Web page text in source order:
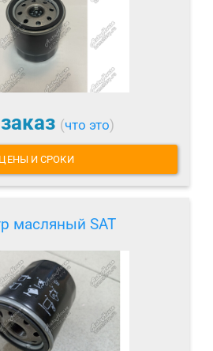
(что это)
ЦЕНЫ И СРОКИ
масляный SAT